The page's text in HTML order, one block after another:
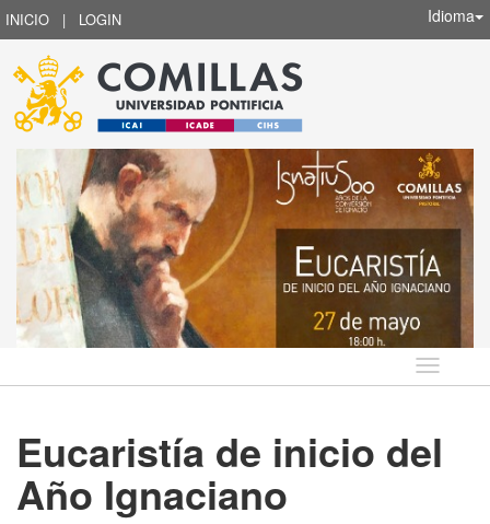
INICIO | LOGIN Idioma
Idioma
Eucaristía de inicio del
Año Ignaciano